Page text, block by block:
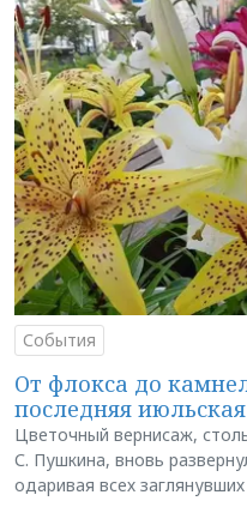
События
От флокса до
последняя
Цветочный вернисаж,
С. Пушкина, вновь
одаривая всех